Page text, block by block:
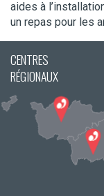
aides à
un repas pour les
CENTRES
RÉGIONAUX